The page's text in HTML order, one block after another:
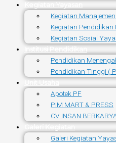
Kegiatan Yayasan
Kegiatan
Kegiatan Pendidikan
Kegiatan Sosial
Institusi Pendidikan
Pendidikan
Pendidikan Tinggi (
Unit Usaha
Apotek PF
PIM MART & PRESS
CV. INSAN
Galeri Kegiatan
Galeri Kegiatan